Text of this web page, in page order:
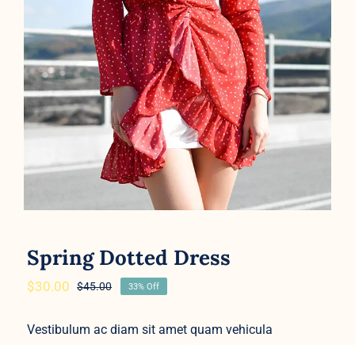
Spring Dotted Dress
Spring Dotted Dress
$45.00Original
was:
$30.00
Current
is:
33% Off
Vestibulum ac diam sit amet quam vehicula